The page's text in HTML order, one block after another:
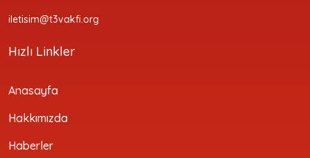
iletisim@t3vakfi.org
Hızlı Linkler
Anasayfa
Hakkımızda
Haberler